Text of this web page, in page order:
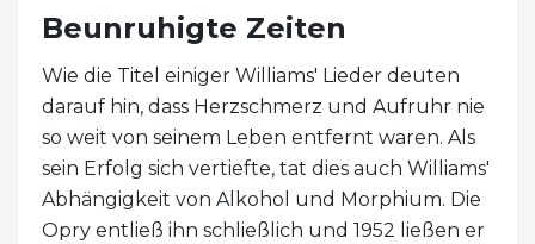
Beunruhigte Zeiten
Wie die Titel einiger Williams' Lieder deuten
darauf hin, dass Herzschmerz und Aufruhr nie
so weit von seinem Leben entfernt waren. Als
sein Erfolg sich vertiefte, tat dies auch Williams'
Abhängigkeit von Alkohol und Morphium. Die
Opry entließ ihn schließlich und 1952 ließen er